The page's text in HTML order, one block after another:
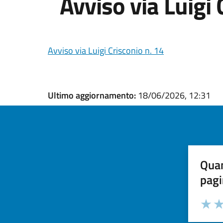
Avviso via Luigi Crisconio n. 14
Ultimo aggiornamento: 18/06/2026, 12:31
Valuta